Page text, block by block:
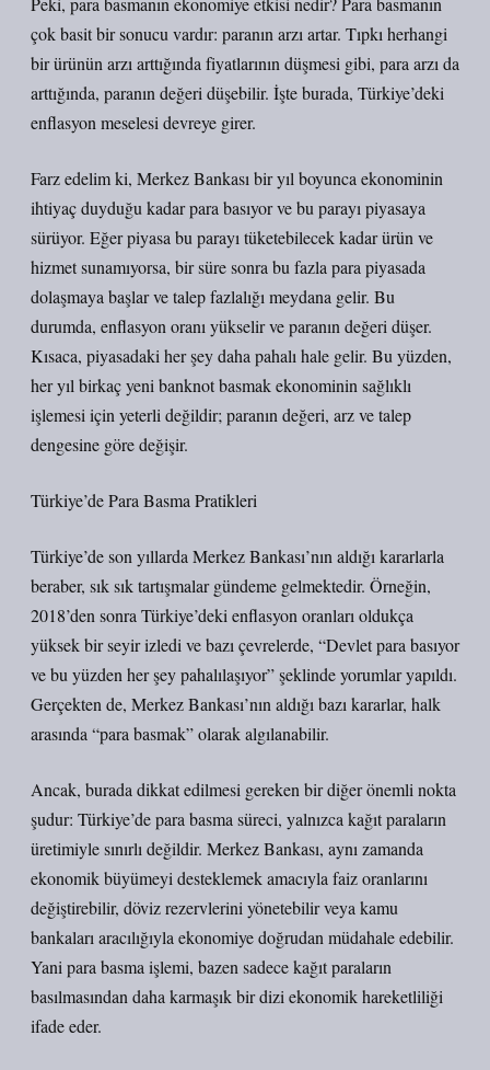
çok basit bir sonucu vardır: paranın arzı artar. Tıpkı herhangi
bir ürünün arzı arttığında fiyatlarının düşmesi gibi, para arzı da
arttığında, paranın değeri düşebilir. İşte burada, Türkiye’deki
enflasyon meselesi devreye girer.
Farz edelim ki, Merkez Bankası bir yıl boyunca ekonominin
ihtiyaç duyduğu kadar para basıyor ve bu parayı piyasaya
sürüyor. Eğer piyasa bu parayı tüketebilecek kadar ürün ve
hizmet sunamıyorsa, bir süre sonra bu fazla para piyasada
dolaşmaya başlar ve talep fazlalığı meydana gelir. Bu
durumda, enflasyon oranı yükselir ve paranın değeri düşer.
Kısaca, piyasadaki her şey daha pahalı hale gelir. Bu yüzden,
her yıl birkaç yeni banknot basmak ekonominin sağlıklı
işlemesi için yeterli değildir; paranın değeri, arz ve talep
dengesine göre değişir.
Türkiye’de Para Basma Pratikleri
Türkiye’de son yıllarda Merkez Bankası’nın aldığı kararlarla
beraber, sık sık tartışmalar gündeme gelmektedir. Örneğin,
2018’den sonra Türkiye’deki enflasyon oranları oldukça
yüksek bir seyir izledi ve bazı çevrelerde, “Devlet para basıyor
ve bu yüzden her şey pahalılaşıyor” şeklinde yorumlar yapıldı.
Gerçekten de, Merkez Bankası’nın aldığı bazı kararlar, halk
arasında “para basmak” olarak algılanabilir.
Ancak, burada dikkat edilmesi gereken bir diğer önemli nokta
şudur: Türkiye’de para basma süreci, yalnızca kağıt paraların
üretimiyle sınırlı değildir. Merkez Bankası, aynı zamanda
ekonomik büyümeyi desteklemek amacıyla faiz oranlarını
değiştirebilir, döviz rezervlerini yönetebilir veya kamu
bankaları aracılığıyla ekonomiye doğrudan müdahale edebilir.
Yani para basma işlemi, bazen sadece kağıt paraların
basılmasından daha karmaşık bir dizi ekonomik hareketliliği
ifade eder.